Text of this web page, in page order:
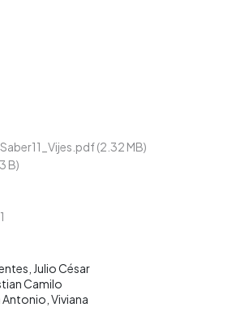
(2.32 MB)
B)
Julio César
Camilo
Viviana